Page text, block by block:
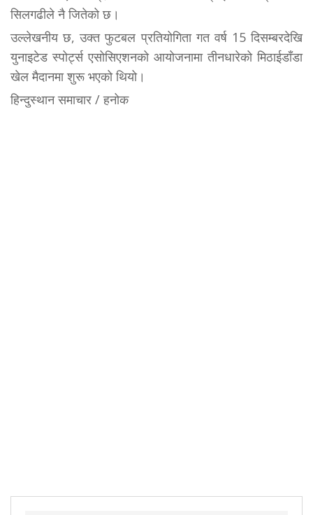
सिलगढीले‌ नै जितेको छ।
उल्लेखनीय छ, उक्त फुटबल प्रतियोगिता गत वर्ष 15 दिसम्बरदेखि
युनाइटेड स्पोर्ट्स एसोसिएशनको आयोजनामा तीनधारेको मिठाईडाँडा
खेल मैदानमा शुरू भएको थियो।
हिन्दुस्थान समाचार / हनोक